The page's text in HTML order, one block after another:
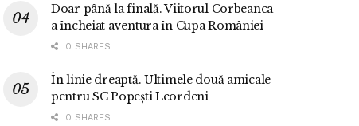
Doar până la finală. Viitorul Corbeanca
a încheiat aventura în Cupa României
0 SHARES
În linie dreaptă. Ultimele două amicale
pentru SC Popești Leordeni
0 SHARES